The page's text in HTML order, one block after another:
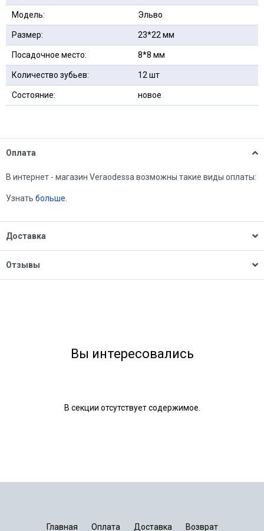
Модель: Эльво
Размер: 23*22 мм
Посадочное место: 8*8 мм
Количество зубьев: 12 шт
Состояние: новое
Оплата
В интернет - магазин Veraodessa возможны такие виды оплаты:
Узнать больше.
Доставка
Отзывы
Вы интересовались
В секции отсутствует содержимое.
Главная Оплата Доставка Возврат